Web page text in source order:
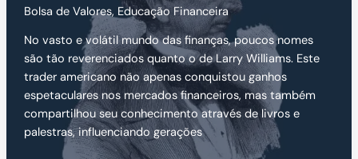
Bolsa de Valores, Educação Financeira
No vasto e volátil mundo das finanças, poucos nomes
são tão reverenciados quanto o de Larry Williams. Este
trader americano não apenas conquistou ganhos
espetaculares nos mercados financeiros, mas também
compartilhou seu conhecimento através de livros e
palestras, influenciando gerações